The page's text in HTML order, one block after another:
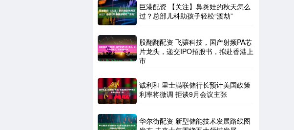
巨港配资 【关注】鼻炎娃的秋天怎么
过？总部儿科助孩子轻松“渡劫”
股翻翻配资 飞骧科技，国产射频PA芯
片龙头，递交IPO招股书，拟赴香港上
市
诚利和 里士满联储行长预计美国政策
利率将微调 拒谈9月会议主张
华尔街配资 新型储能技术发展路线图